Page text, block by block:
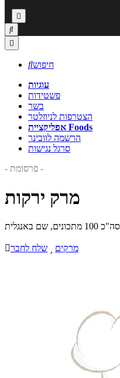



חיפוש
עוגיות
פשטידות
בשר
הצטרפות לניוזלטר
אפליקציית Foods
הרשמה לוובינר
סרגל נגישות
- פרסומת -
מרק ירקות
שלח לחבר מרקים